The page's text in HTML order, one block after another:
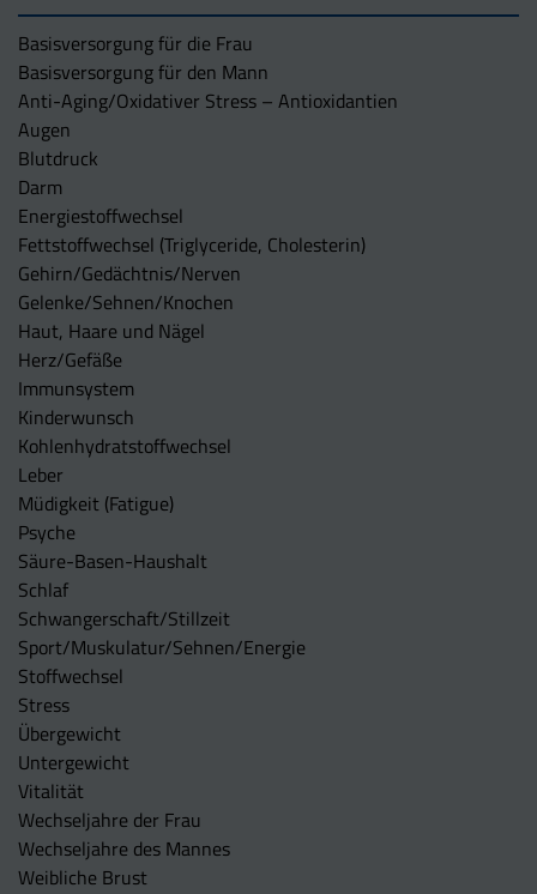
Basisversorgung für die Frau
Basisversorgung für den Mann
Anti-Aging/Oxidativer Stress – Antioxidantien
Augen
Blutdruck
Darm
Energiestoffwechsel
Fettstoffwechsel (Triglyceride, Cholesterin)
Gehirn/Gedächtnis/Nerven
Gelenke/Sehnen/Knochen
Haut, Haare und Nägel
Herz/Gefäße
Immunsystem
Kinderwunsch
Kohlenhydratstoffwechsel
Leber
Müdigkeit (Fatigue)
Psyche
Säure-Basen-Haushalt
Schlaf
Schwangerschaft/Stillzeit
Sport/Muskulatur/Sehnen/Energie
Stoffwechsel
Stress
Übergewicht
Untergewicht
Vitalität
Wechseljahre der Frau
Wechseljahre des Mannes
Weibliche Brust